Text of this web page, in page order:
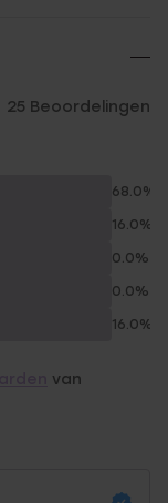
25 Beoordelingen
68.0%
16.0%
0.0%
0.0%
16.0%
van